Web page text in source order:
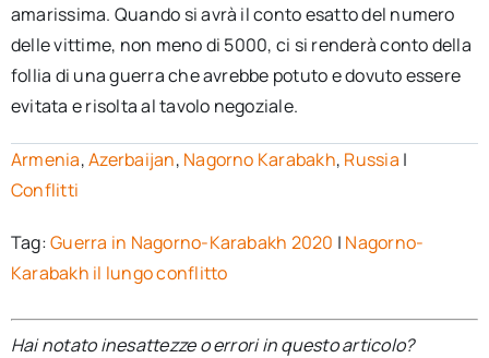
amarissima. Quando si avrà il conto esatto del numero
delle vittime, non meno di 5000, ci si renderà conto della
follia di una guerra che avrebbe potuto e dovuto essere
evitata e risolta al tavolo negoziale.
Armenia,Azerbaijan, Nagorno Karabakh, Russia |
Conflitti
Tag:Guerra in Nagorno-Karabakh 2020 | Nagorno-
Karabakh il lungo conflitto
Hai notato inesattezze o errori in questo articolo?